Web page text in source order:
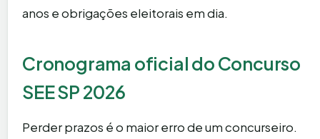
anos e obrigações eleitorais em dia.
Cronograma oficial do Concurso
SEE SP 2026
Perder prazos é o maior erro de um concurseiro.